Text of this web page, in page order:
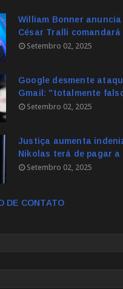
William Bonner
César Tralli comandará
Setembro 02, 2025
Google desmente
Gmail: "totalmente
Setembro 02, 2025
Justiça aumenta
Nikolas terá de pagar a
Setembro 02, 2025
DE CONTATO